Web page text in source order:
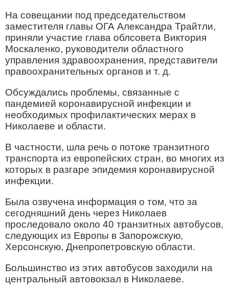
На совещании под председательством
заместителя главы ОГА Александра Трайтли,
приняли участие глава облсовета Виктория
Москаленко, руководители областного
управления здравоохранения, представители
правоохранительных органов и т. д.
Обсуждались проблемы, связанные с
пандемией коронавирусной инфекции и
необходимых профилактических мерах в
Николаеве и области.
В частности, шла речь о потоке транзитного
транспорта из европейских стран, во многих из
которых в разгаре эпидемия коронавирусной
инфекции.
Была озвучена информация о том, что за
сегодняшний день через Николаев
проследовало около 40 транзитных автобусов,
следующих из Европы в Запорожскую,
Херсонскую, Днепропетровскую области.
Большинство из этих автобусов заходили на
центральный автовокзал в Николаеве.